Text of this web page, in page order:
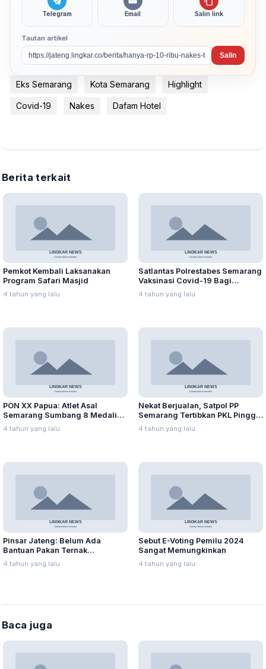
Telegram Email Salin link
Tautan artikel
Salin
Eks Semarang Kota Semarang Highlight
Covid-19 Nakes Dafam Hotel
Berita terkait
Pemkot Kembali Laksanakan
Program Safari Masjid
4 tahun yang lalu
Satlantas Polrestabes Semarang
Vaksinasi Covid-19 Bagi
Pemohon SIM
4 tahun yang lalu
PON XX Papua: Atlet Asal
Semarang Sumbang 8 Medali
hingga Hari Ke-4
4 tahun yang lalu
Nekat Berjualan, Satpol PP
Semarang Tertibkan PKL Pinggir
Jalan Simongan
4 tahun yang lalu
Pinsar Jateng: Belum Ada
Bantuan Pakan Ternak
Bersubsidi dari Pemerintah
4 tahun yang lalu
Sebut E-Voting Pemilu 2024
Sangat Memungkinkan
4 tahun yang lalu
Baca juga